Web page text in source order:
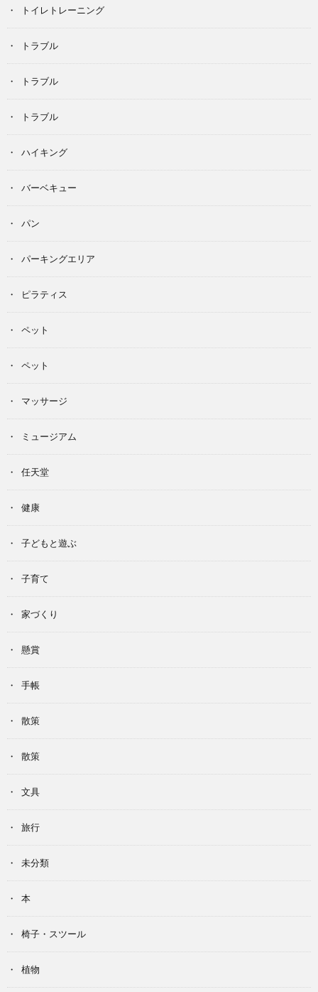
トイレトレーニング
トラブル
トラブル
トラブル
ハイキング
バーベキュー
パン
パーキングエリア
ピラティス
ペット
ペット
マッサージ
ミュージアム
任天堂
健康
子どもと遊ぶ
子育て
家づくり
懸賞
手帳
散策
散策
文具
旅行
未分類
本
椅子・スツール
植物